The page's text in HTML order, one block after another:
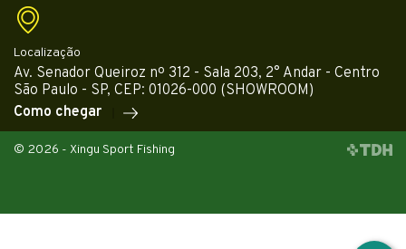
Localização
Av. Senador Queiroz nº 312 - Sala 203, 2° Andar - Centro
São Paulo - SP, CEP: 01026-000 (SHOWROOM)
Como chegar
© 2026 - Xingu Sport Fishing